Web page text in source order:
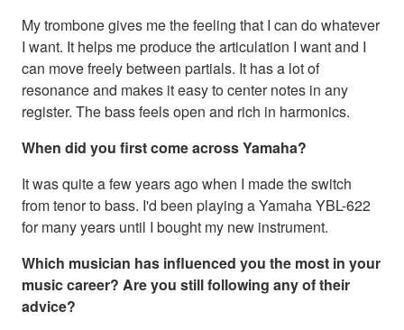
My trombone gives me the feeling that I can do whatever
I want. It helps me produce the articulation I want and I
can move freely between partials. It has a lot of
resonance and makes it easy to center notes in any
register. The bass feels open and rich in harmonics.
When did you first come across Yamaha?
It was quite a few years ago when I made the switch
from tenor to bass. I'd been playing a Yamaha YBL-622
for many years until I bought my new instrument.
Which musician has influenced you the most in your
music career? Are you still following any of their
advice?